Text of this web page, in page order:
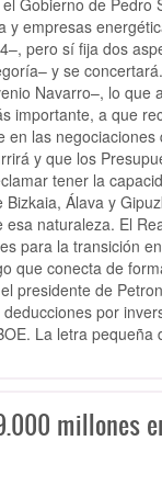
Gobierno de
empresas
pero sí fija dos
y se
Navarro–, lo
importante, a que
las
y que los
tener la
Álava y
naturaleza. El
para la transición
que conecta de
presidente de
por
La letra
millones